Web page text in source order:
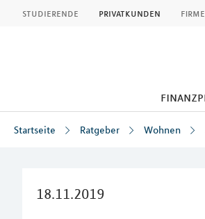
studierende privatkunden
Startseite Ratgeber Wohnen
18.11.2019